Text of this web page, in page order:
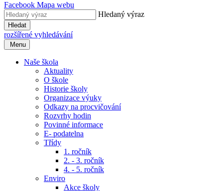
Facebook Mapa webu
Hledaný výraz
Hledat
rozšířené vyhledávání
Menu
Naše škola
Aktuality
O škole
Historie školy
Organizace výuky
Odkazy na procvičování
Rozvrhy hodin
Povinné informace
E- podatelna
Třídy
1. ročník
2. - 3. ročník
4. - 5. ročník
Enviro
Akce školy